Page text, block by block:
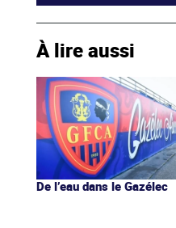
À lire aussi
De l’eau dans le Gazélec